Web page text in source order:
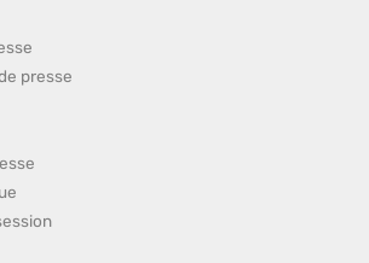
presse